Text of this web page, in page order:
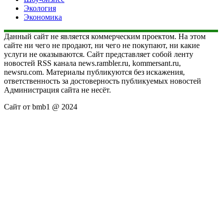
Экология
Экономика
Данный сайт не является коммерческим проектом. На этом
сайте ни чего не продают, ни чего не покупают, ни какие
услуги не оказываются. Сайт представляет собой ленту
новостей RSS канала news.rambler.ru, kommersant.ru,
newsru.com. Материалы публикуются без искажения,
ответственность за достоверность публикуемых новостей
Администрация сайта не несёт.
Сайт от bmb1 @ 2024